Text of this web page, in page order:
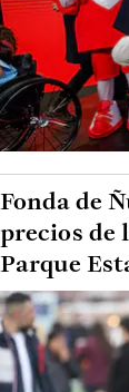
Fonda de
precios de
Parque